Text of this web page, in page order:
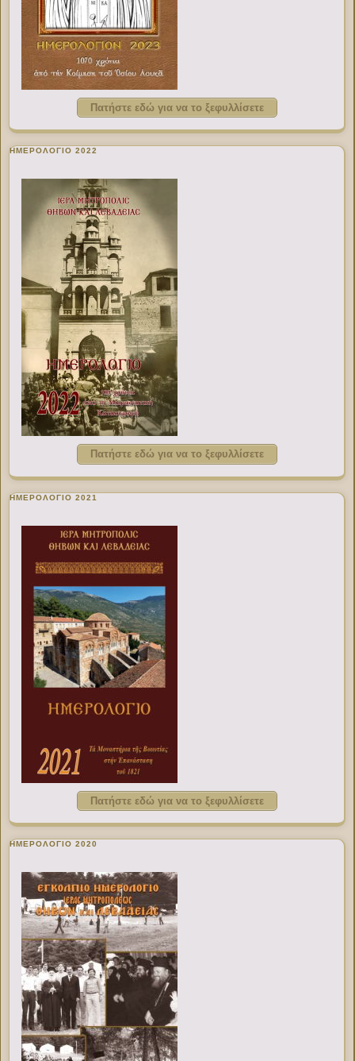
Πατήστε εδώ για να το ξεφυλλίσετε
ΗΜΕΡΟΛΟΓΙΟ 2022
Πατήστε εδώ για να το ξεφυλλίσετε
ΗΜΕΡΟΛΟΓΙΟ 2021
Πατήστε εδώ για να το ξεφυλλίσετε
ΗΜΕΡΟΛΟΓΙΟ 2020